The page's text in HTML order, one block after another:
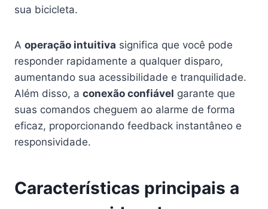
sua bicicleta.
A operação intuitiva significa que você pode
responder rapidamente a qualquer disparo,
aumentando sua acessibilidade e tranquilidade.
Além disso, a conexão confiável garante que
suas comandos cheguem ao alarme de forma
eficaz, proporcionando feedback instantâneo e
responsividade.
Características principais a